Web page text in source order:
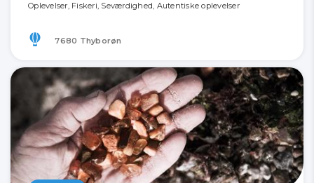
Oplevelser, Fiskeri, Seværdighed, Autentiske oplevelser
7680 Thyborøn